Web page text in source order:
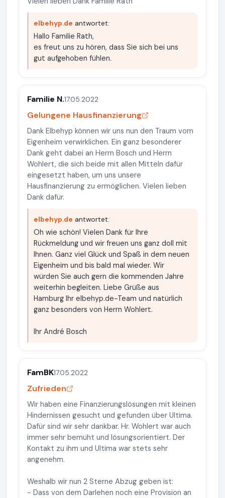
elbehyp.de antwortet:
Hallo Familie Rath,
es freut uns zu hören, dass Sie sich bei uns
gut aufgehoben fühlen.
Familie N.17.05.2022
Gelungene Hausfinanzierung
Dank Elbehyp können wir uns nun den Traum vom
Eigenheim verwirklichen. Ein ganz besonderer
Dank geht dabei an Herrn Bosch und Herrn
Wohlert, die sich beide mit allen Mitteln dafür
eingesetzt haben, um uns unsere
Hausfinanzierung zu ermöglichen. Vielen lieben
Dank dafür.
elbehyp.de antwortet:
Oh wie schön! Vielen Dank für Ihre
Rückmeldung und wir freuen uns ganz doll mit
Ihnen. Ganz viel Glück und Spaß in dem neuen
Eigenheim und bis bald mal wieder. Wir
würden Sie auch gern die kommenden Jahre
weiterhin begleiten. Liebe Grüße aus
Hamburg Ihr elbehyp.de-Team und natürlich
ganz besonders von Herrn Wohlert.
Ihr André Bosch
FamBK17.05.2022
Zufrieden
Wir haben eine Finanzierungslösungen mit kleinen
Hindernissen gesucht und gefunden über Ultima.
Dafür sind wir sehr dankbar. Hr. Wohlert war auch
immer sehr bemüht und lösungsorientiert. Der
Kontakt zu ihm und Ultima war stets sehr
angenehm.
Weshalb wir nun 2 Sterne Abzug geben ist:
- Dass von dem Darlehen noch eine Provision an